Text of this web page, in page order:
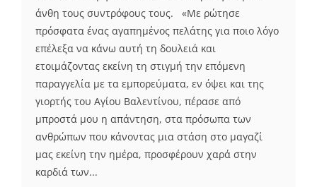
άνθη τους συντρόφους τους. «Με ρώτησε
πρόσφατα ένας αγαπημένος πελάτης για ποιο λόγο
επέλεξα να κάνω αυτή τη δουλειά και
ετοιμάζοντας εκείνη τη στιγμή την επόμενη
παραγγελία με τα εμπορεύματα, εν όψει και της
γιορτής του Αγίου Βαλεντίνου, πέρασε από
μπροστά μου η απάντηση, στα πρόσωπα των
ανθρώπων που κάνοντας μια στάση στο μαγαζί
μας εκείνη την ημέρα, προσφέρουν χαρά στην
καρδιά των...